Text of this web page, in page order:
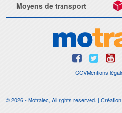
Moyens de transport
CGVMentions
© 2026 - Motralec, All rights reserved. | Création